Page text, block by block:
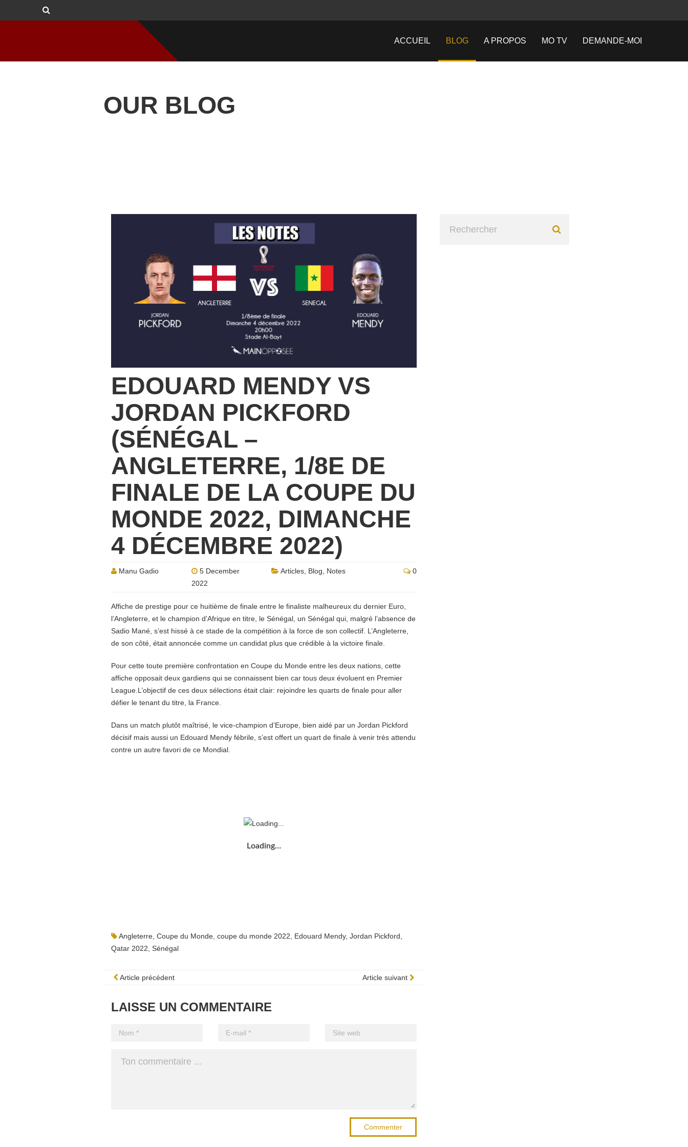
ACCUEIL BLOG A PROPOS MO TV DEMANDE-MOI
OUR BLOG
EDOUARD MENDY VS
JORDAN PICKFORD
(SÉNÉGAL –
ANGLETERRE, 1/8E DE
FINALE DE LA COUPE DU
MONDE 2022, DIMANCHE
4 DÉCEMBRE 2022)
Manu Gadio
5 December
2022
Articles Blog Notes 0
Affiche de prestige pour ce huitième de finale entre le finaliste malheureux du dernier Euro,
l’Angleterre, et le champion d’Afrique en titre, le Sénégal, un Sénégal qui, malgré l’absence de
Sadio Mané, s’est hissé à ce stade de la compétition à la force de son collectif. L’Angleterre,
de son côté, était annoncée comme un candidat plus que crédible à la victoire finale.
Pour cette toute première confrontation en Coupe du Monde entre les deux nations, cette
affiche opposait deux gardiens qui se connaissent bien car tous deux évoluent en Premier
League.L’objectif de ces deux sélections était clair: rejoindre les quarts de finale pour aller
défier le tenant du titre, la France.
Dans un match plutôt maîtrisé, le vice-champion d’Europe, bien aidé par un Jordan Pickford
décisif mais aussi un Edouard Mendy fébrile, s’est offert un quart de finale à venir très attendu
contre un autre favori de ce Mondial.
Loading…
Angleterre Coupe du Monde coupe du monde 2022 Edouard Mendy, Jordan Pickford
Qatar 2022 Sénégal
Article précédent Article suivant
LAISSE UN COMMENTAIRE
Commenter